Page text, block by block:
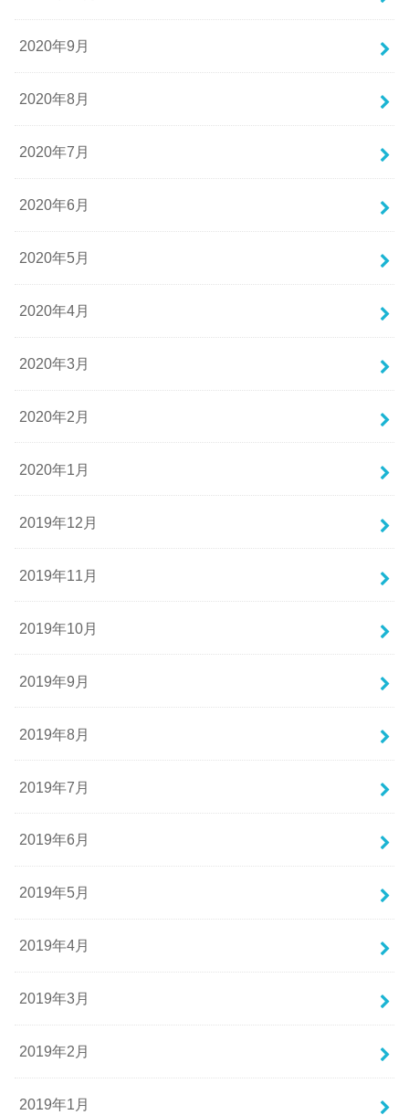
2020年9月
2020年8月
2020年7月
2020年6月
2020年5月
2020年4月
2020年3月
2020年2月
2020年1月
2019年12月
2019年11月
2019年10月
2019年9月
2019年8月
2019年7月
2019年6月
2019年5月
2019年4月
2019年3月
2019年2月
2019年1月